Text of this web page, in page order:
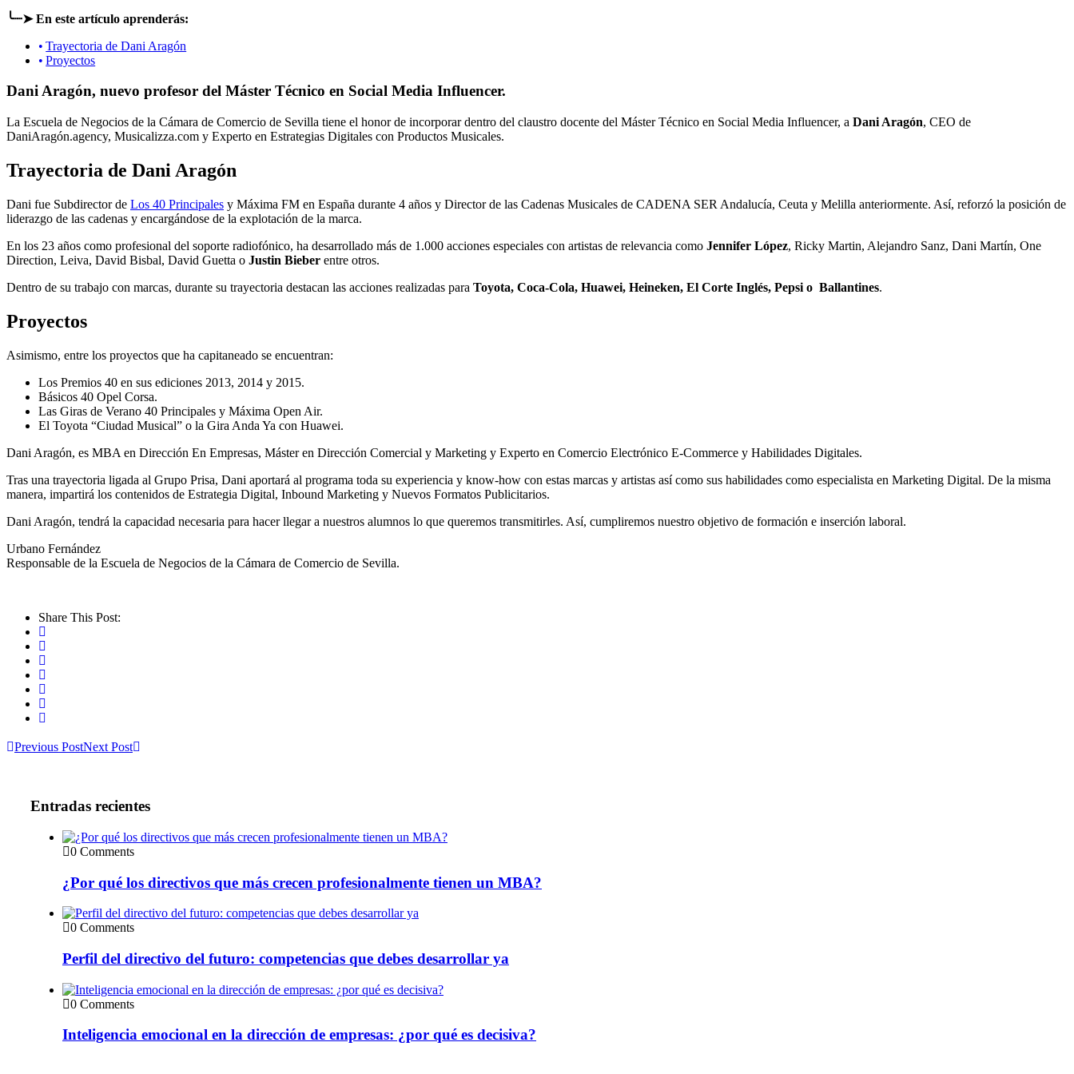
╰┈➤ En este artículo aprenderás:
Trayectoria de Dani Aragón
Proyectos
Dani Aragón, nuevo profesor del Máster Técnico en Social Media Influencer.
La Escuela de Negocios de la Cámara de Comercio de Sevilla tiene el honor de incorporar dentro del claustro docente del Máster Técnico en Social Media Influencer, a Dani Aragón, CEO de
DaniAragón.agency, Musicalizza.com y Experto en Estrategias Digitales con Productos Musicales.
Trayectoria de Dani Aragón
Dani fue Subdirector de Los 40 Principales y Máxima FM en España durante 4 años y Director de las Cadenas Musicales de CADENA SER Andalucía, Ceuta y Melilla anteriormente. Así, reforzó la posición de
liderazgo de las cadenas y encargándose de la explotación de la marca.
En los 23 años como profesional del soporte radiofónico, ha desarrollado más de 1.000 acciones especiales con artistas de relevancia como Jennifer López, Ricky Martin, Alejandro Sanz, Dani Martín, One
Direction, Leiva, David Bisbal, David Guetta o Justin Bieber entre otros.
Dentro de su trabajo con marcas, durante su trayectoria destacan las acciones realizadas para Toyota, Coca-Cola, Huawei, Heineken, El Corte Inglés, Pepsi o Ballantines.
Proyectos
Asimismo, entre los proyectos que ha capitaneado se encuentran:
Los Premios 40 en sus ediciones 2013, 2014 y 2015.
Básicos 40 Opel Corsa.
Las Giras de Verano 40 Principales y Máxima Open Air.
El Toyota “Ciudad Musical” o la Gira Anda Ya con Huawei.
Dani Aragón, es MBA en Dirección En Empresas, Máster en Dirección Comercial y Marketing y Experto en Comercio Electrónico E-Commerce y Habilidades Digitales.
Tras una trayectoria ligada al Grupo Prisa, Dani aportará al programa toda su experiencia y know-how con estas marcas y artistas así como sus habilidades como especialista en Marketing Digital. De la misma
manera, impartirá los contenidos de Estrategia Digital, Inbound Marketing y Nuevos Formatos Publicitarios.
Dani Aragón, tendrá la capacidad necesaria para hacer llegar a nuestros alumnos lo que queremos transmitirles. Así, cumpliremos nuestro objetivo de formación e inserción laboral.
Urbano Fernández
Responsable de la Escuela de Negocios de la Cámara de Comercio de Sevilla.
Share This Post:
Previous PostNext Post
Entradas recientes
0 Comments
¿Por qué los directivos que más crecen profesionalmente tienen un MBA?
0 Comments
Perfil del directivo del futuro: competencias que debes desarrollar ya
0 Comments
Inteligencia emocional en la dirección de empresas: ¿por qué es decisiva?